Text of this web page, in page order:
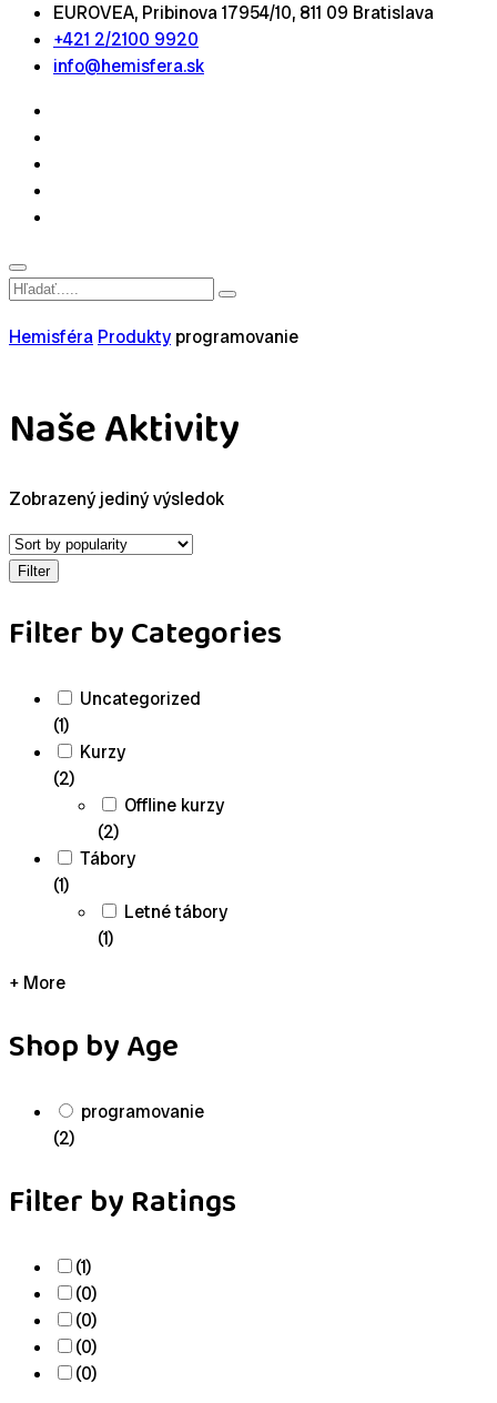
EUROVEA, Pribinova 17954/10, 811 09 Bratislava
+421 2/2100 9920
info@hemisfera.sk
Hemisféra Produkty programovanie
Naše Aktivity
Zobrazený jediný výsledok
Filter
Filter by Categories
Uncategorized
(1)
Kurzy
(2)
Offline kurzy
(2)
Tábory
(1)
Letné tábory
(1)
+ More
Shop by Age
programovanie
(2)
Filter by Ratings
(1)
(0)
(0)
(0)
(0)